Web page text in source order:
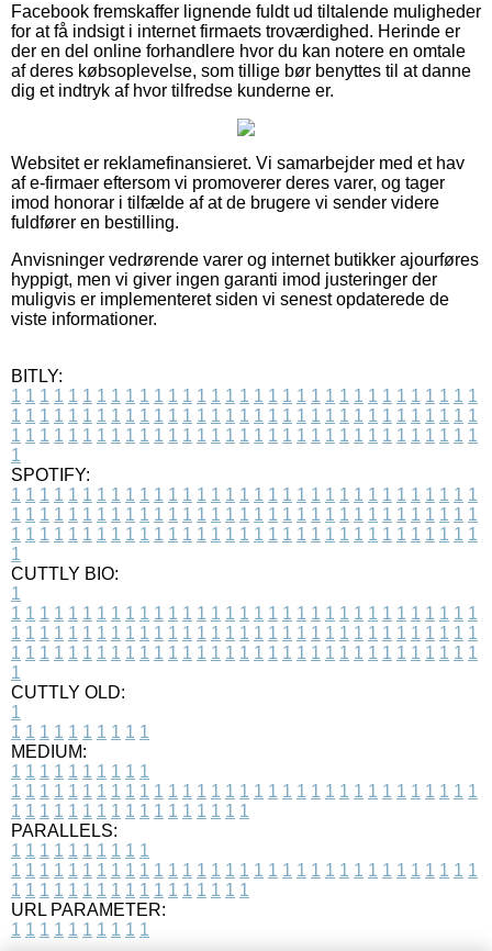
Facebook fremskaffer lignende fuldt ud tiltalende muligheder
for at få indsigt i internet firmaets troværdighed. Herinde er
der en del online forhandlere hvor du kan notere en omtale
af deres købsoplevelse, som tillige bør benyttes til at danne
dig et indtryk af hvor tilfredse kunderne er.
Websitet er reklamefinansieret. Vi samarbejder med et hav
af e-firmaer eftersom vi promoverer deres varer, og tager
imod honorar i tilfælde af at de brugere vi sender videre
fuldfører en bestilling.
Anvisninger vedrørende varer og internet butikker ajourføres
hyppigt, men vi giver ingen garanti imod justeringer der
muligvis er implementeret siden vi senest opdaterede de
viste informationer.
BITLY:
1 1 1 1 1 1 1 1 1 1 1 1 1 1 1 1 1 1 1 1 1 1 1 1 1 1 1 1 1 1 1 1 1
1 1 1 1 1 1 1 1 1 1 1 1 1 1 1 1 1 1 1 1 1 1 1 1 1 1 1 1 1 1 1 1 1
1 1 1 1 1 1 1 1 1 1 1 1 1 1 1 1 1 1 1 1 1 1 1 1 1 1 1 1 1 1 1 1 1
1
SPOTIFY:
1 1 1 1 1 1 1 1 1 1 1 1 1 1 1 1 1 1 1 1 1 1 1 1 1 1 1 1 1 1 1 1 1
1 1 1 1 1 1 1 1 1 1 1 1 1 1 1 1 1 1 1 1 1 1 1 1 1 1 1 1 1 1 1 1 1
1 1 1 1 1 1 1 1 1 1 1 1 1 1 1 1 1 1 1 1 1 1 1 1 1 1 1 1 1 1 1 1 1
1
CUTTLY BIO:
1
1 1 1 1 1 1 1 1 1 1 1 1 1 1 1 1 1 1 1 1 1 1 1 1 1 1 1 1 1 1 1 1 1
1 1 1 1 1 1 1 1 1 1 1 1 1 1 1 1 1 1 1 1 1 1 1 1 1 1 1 1 1 1 1 1 1
1 1 1 1 1 1 1 1 1 1 1 1 1 1 1 1 1 1 1 1 1 1 1 1 1 1 1 1 1 1 1 1 1
1
CUTTLY OLD:
1
1 1 1 1 1 1 1 1 1 1
MEDIUM:
1 1 1 1 1 1 1 1 1 1
1 1 1 1 1 1 1 1 1 1 1 1 1 1 1 1 1 1 1 1 1 1 1 1 1 1 1 1 1 1 1 1 1
1 1 1 1 1 1 1 1 1 1 1 1 1 1 1 1 1
PARALLELS:
1 1 1 1 1 1 1 1 1 1
1 1 1 1 1 1 1 1 1 1 1 1 1 1 1 1 1 1 1 1 1 1 1 1 1 1 1 1 1 1 1 1 1
1 1 1 1 1 1 1 1 1 1 1 1 1 1 1 1 1
URL PARAMETER:
1 1 1 1 1 1 1 1 1 1